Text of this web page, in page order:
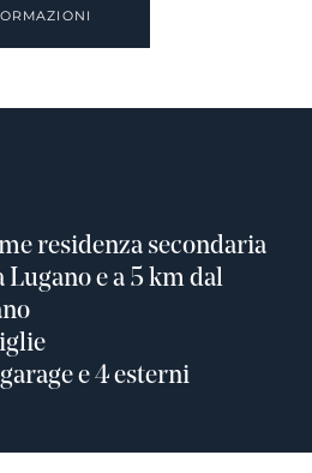
residenza secondaria
Lugano e a 5 km dal
e 4 esterni